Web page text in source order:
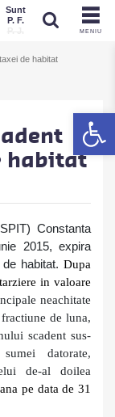
MENIU
Sunt
P. F.
P. J.de habitat
habitat
Constanta
2015, expira
habitat. Dupa
in valoare
neachitate
de luna,
scadent sus-
datorate,
de-al doilea
pe data de 31